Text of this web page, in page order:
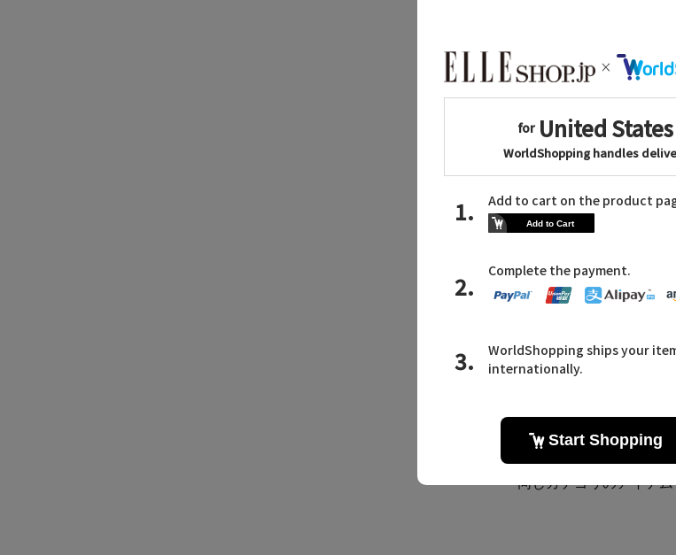
素材
洗濯表示
※洗濯表
BOUGHT
同じカテゴリのアイテム